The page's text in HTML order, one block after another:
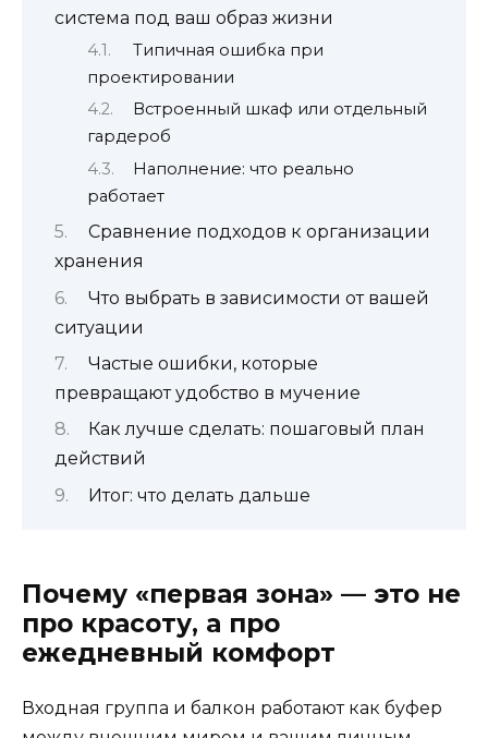
система под ваш образ жизни
Типичная ошибка при
проектировании
Встроенный шкаф или отдельный
гардероб
Наполнение: что реально
работает
Сравнение подходов к организации
хранения
Что выбрать в зависимости от вашей
ситуации
Частые ошибки, которые
превращают удобство в мучение
Как лучше сделать: пошаговый план
действий
Итог: что делать дальше
Почему «первая зона» — это не
про красоту, а про
ежедневный комфорт
Входная группа и балкон работают как буфер